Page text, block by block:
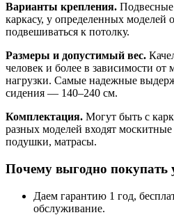
Варианты крепления.
каркасу, у определенных моделей
подвешиваться к потолку.
Размеры и допустимый вес.
человек и более в зависимости
нагрузки. Самые надежные
сидения — 140–240 см.
Комплектация. Могут быть с
разных моделей входят
подушки, матрасы.
Почему выгодно покупать
Даем гарантию 1 год,
обслуживание.